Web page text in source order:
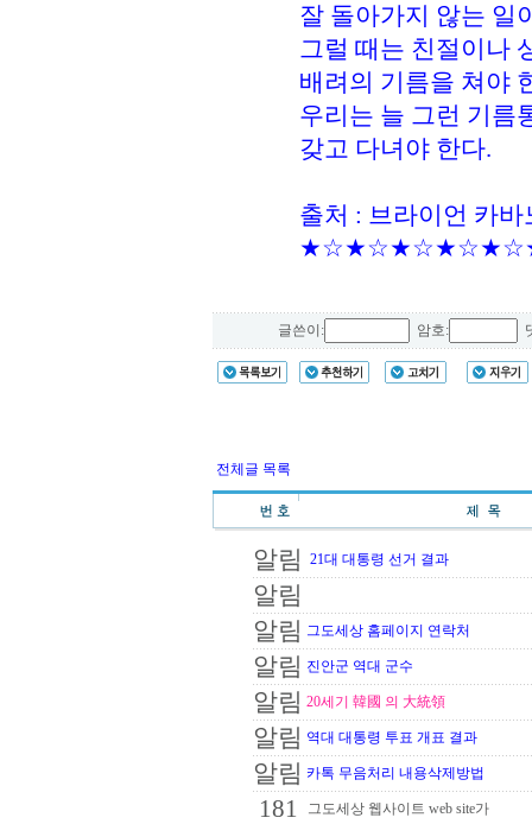
잘 돌아가지 않는 일
그럴 때는 친절이나
배려의 기름을 쳐야
우리는 늘 그런 기름
갖고 다녀야 한다.
출처 : 브라이언 카바
글쓴이: 암호:
전체글 목록
알림 21대 대통령 선거 결과
알림
알림 그도세상 홈페이지 연락처
알림 진안군 역대 군수
알림 20세기 韓國 의 大統領
알림 역대 대통령 투표 개표 결과
알림 카톡 무음처리 내용삭제방법
181 그도세상 웹사이트 web site가